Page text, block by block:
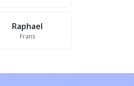
Raphael
Frans